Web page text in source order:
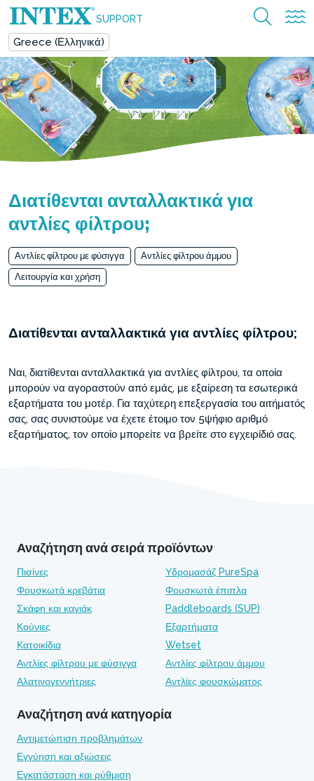
SUPPORT
Greece (Ελληνικά)
Διατίθενται ανταλλακτικά για
αντλίες φίλτρου;
Αντλίες φίλτρου με φύσιγγα
Αντλίες φίλτρου άμμου
Λειτουργία και χρήση
Διατίθενται ανταλλακτικά για αντλίες φίλτρου;
Ναι, διατίθενται ανταλλακτικά για αντλίες φίλτρου, τα οποία
μπορούν να αγοραστούν από εμάς, με εξαίρεση τα εσωτερικά
εξαρτήματα του μοτέρ. Για ταχύτερη επεξεργασία του αιτήματός
σας, σας συνιστούμε να έχετε έτοιμο τον 5ψήφιο αριθμό
εξαρτήματος, τον οποίο μπορείτε να βρείτε στο εγχειρίδιό σας.
Αναζήτηση ανά σειρά προϊόντων
Πισίνες
Υδρομασάζ PureSpa
Φουσκωτά κρεβάτια
Φουσκωτά έπιπλα
Σκάφη και καγιάκ
Paddleboards (SUP)
Κούνιες
Εξαρτήματα
Κατοικίδια
Wetset
Αντλίες φίλτρου με φύσιγγα
Αντλίες φίλτρου άμμου
Αλατινογεννήτριες
Αντλίες φουσκώματος
Αναζήτηση ανά κατηγορία
Αντιμετώπιση προβλημάτων
Εγγύηση και αξιώσεις
Εγκατάσταση και ρύθμιση